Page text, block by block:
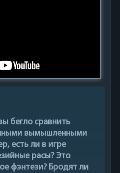
бегло сравнить
вымышленными
есть ли в игре
расы? Это
фэнтези? Бродят ли